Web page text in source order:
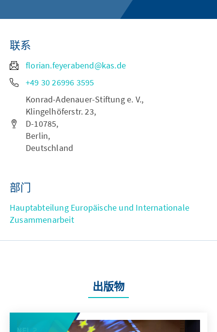
联系
florian.feyerabend@kas.de
+49 30 26996 3595
Konrad-Adenauer-Stiftung e. V.,
Klingelhöferstr. 23,
D-10785,
Berlin,
Deutschland
部门
Hauptabteilung Europäische und Internationale
Zusammenarbeit
出版物